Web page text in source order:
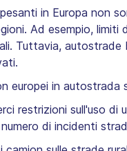
in Europa non
Ad esempio,
Tuttavia,
europei in
restrizioni sull'uso
di incidenti